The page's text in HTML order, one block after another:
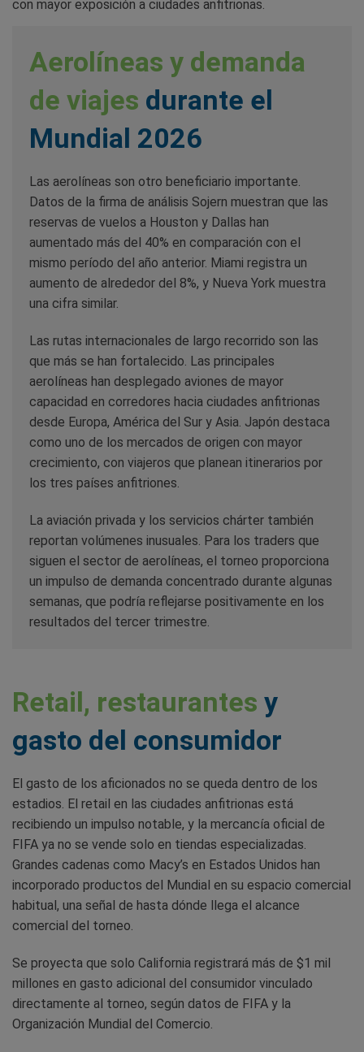
con mayor exposición a ciudades anfitrionas.
Aerolíneas y demanda
de viajes durante el
Mundial 2026
Las aerolíneas son otro beneficiario importante.
Datos de la firma de análisis Sojern muestran que las
reservas de vuelos a Houston y Dallas han
aumentado más del 40% en comparación con el
mismo período del año anterior. Miami registra un
aumento de alrededor del 8%, y Nueva York muestra
una cifra similar.
Las rutas internacionales de largo recorrido son las
que más se han fortalecido. Las principales
aerolíneas han desplegado aviones de mayor
capacidad en corredores hacia ciudades anfitrionas
desde Europa, América del Sur y Asia. Japón destaca
como uno de los mercados de origen con mayor
crecimiento, con viajeros que planean itinerarios por
los tres países anfitriones.
La aviación privada y los servicios chárter también
reportan volúmenes inusuales. Para los traders que
siguen el sector de aerolíneas, el torneo proporciona
un impulso de demanda concentrado durante algunas
semanas, que podría reflejarse positivamente en los
resultados del tercer trimestre.
Retail, restaurantes y
gasto del consumidor
El gasto de los aficionados no se queda dentro de los
estadios. El retail en las ciudades anfitrionas está
recibiendo un impulso notable, y la mercancía oficial de
FIFA ya no se vende solo en tiendas especializadas.
Grandes cadenas como Macy’s en Estados Unidos han
incorporado productos del Mundial en su espacio comercial
habitual, una señal de hasta dónde llega el alcance
comercial del torneo.
Se proyecta que solo California registrará más de $1 mil
millones en gasto adicional del consumidor vinculado
directamente al torneo, según datos de FIFA y la
Organización Mundial del Comercio.